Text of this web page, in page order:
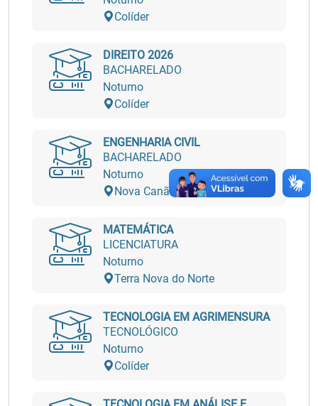
Colíder
DIREITO 2026
BACHARELADO
Noturno
Colíder
ENGENHARIA CIVIL
BACHARELADO
Noturno
Nova Canãa do Norte
MATEMÁTICA
LICENCIATURA
Noturno
Terra Nova do Norte
TECNOLOGIA EM AGRIMENSURA
TECNOLÓGICO
Noturno
Colíder